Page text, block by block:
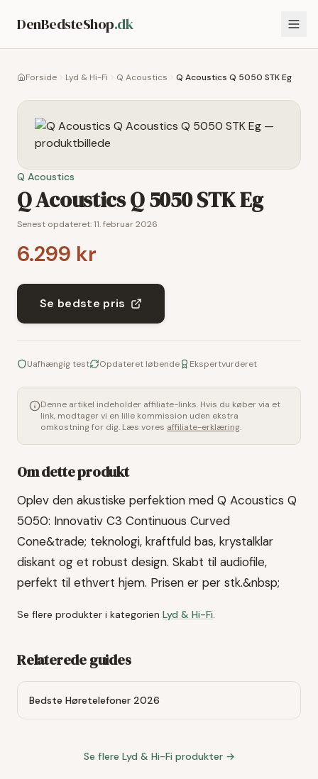
DenBedsteShop.dk
Forside Lyd & Hi-Fi Q Acoustics Q Acoustics Q 5050 STK Eg
Q Acoustics
Q Acoustics Q 5050 STK Eg
Senest opdateret:11. februar 2026
6.299 kr
Se bedste pris
Uafhængig test Opdateret løbende Ekspertvurderet
Denne artikel indeholder affiliate-links. Hvis du køber via et
link, modtager vi en lille kommission uden ekstra
omkostning for dig. Læs vores affiliate-erklæring.
Om dette produkt
Oplev den akustiske perfektion med Q Acoustics Q
5050: Innovativ C3 Continuous Curved
Cone&trade; teknologi, kraftfuld bas, krystalklar
diskant og et robust design. Skabt til audiofile,
perfekt til ethvert hjem. Prisen er per stk.&nbsp;
Se flere produkter i kategorien Lyd & Hi-Fi.
Relaterede guides
Bedste Høretelefoner 2026
Se flere Lyd & Hi-Fiprodukter →